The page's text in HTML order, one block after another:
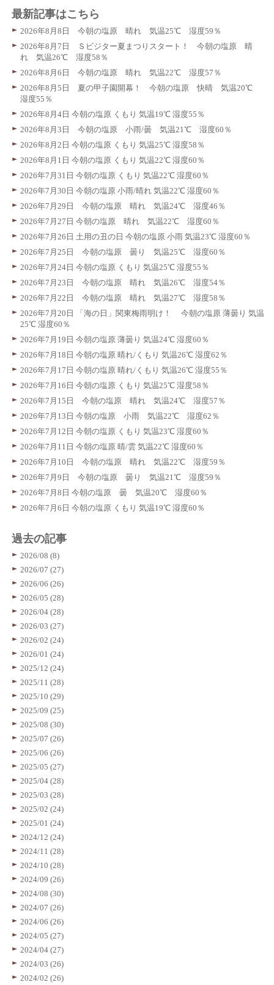
最新記事はこちら
2026年8月8日 今朝の塩原 晴れ 気温25℃ 湿度59％
2026年8月7日 Ｓビジター夏まつりスタート！ 今朝の塩原 晴
れ 気温26℃ 湿度58％
2026年8月6日 今朝の塩原 晴れ 気温22℃ 湿度57％
2026年8月5日 夏の甲子園開幕！ 今朝の塩原 快晴 気温20℃
湿度55％
2026年8月4日 今朝の塩原 くもり 気温19℃ 湿度55％
2026年8月3日 今朝の塩原 小雨/曇 気温21℃ 湿度60％
2026年8月2日 今朝の塩原 くもり 気温25℃ 湿度58％
2026年8月1日 今朝の塩原 くもり 気温22℃ 湿度60％
2026年7月31日 今朝の塩原 くもり 気温22℃ 湿度60％
2026年7月30日 今朝の塩原 小雨/晴れ 気温22℃ 湿度60％
2026年7月29日 今朝の塩原 晴れ 気温24℃ 湿度46％
2026年7月27日 今朝の塩原 晴れ 気温22℃ 湿度60％
2026年7月26日 土用の丑の日 今朝の塩原 小雨 気温23℃ 湿度60％
2026年7月25日 今朝の塩原 曇り 気温25℃ 湿度60％
2026年7月24日 今朝の塩原 くもり 気温25℃ 湿度55％
2026年7月23日 今朝の塩原 晴れ 気温26℃ 湿度54％
2026年7月22日 今朝の塩原 晴れ 気温27℃ 湿度58％
2026年7月20日 「海の日」関東梅雨明け！ 今朝の塩原 薄曇り 気温
25℃ 湿度60％
2026年7月19日 今朝の塩原 薄曇り 気温24℃ 湿度60％
2026年7月18日 今朝の塩原 晴れ/くもり 気温26℃ 湿度62％
2026年7月17日 今朝の塩原 晴れ/くもり 気温26℃ 湿度55％
2026年7月16日 今朝の塩原 くもり 気温25℃ 湿度58％
2026年7月15日 今朝の塩原 晴れ 気温24℃ 湿度57％
2026年7月13日 今朝の塩原 小雨 気温22℃ 湿度62％
2026年7月12日 今朝の塩原 くもり 気温23℃ 湿度60％
2026年7月11日 今朝の塩原 晴/雲 気温22℃ 湿度60％
2026年7月10日 今朝の塩原 晴れ 気温22℃ 湿度59％
2026年7月9日 今朝の塩原 曇り 気温21℃ 湿度59％
2026年7月8日 今朝の塩原 曇 気温20℃ 湿度60％
2026年7月6日 今朝の塩原 くもり 気温19℃ 湿度60％
過去の記事
2026/08 (8)
2026/07 (27)
2026/06 (26)
2026/05 (28)
2026/04 (28)
2026/03 (27)
2026/02 (24)
2026/01 (24)
2025/12 (24)
2025/11 (28)
2025/10 (29)
2025/09 (25)
2025/08 (30)
2025/07 (26)
2025/06 (26)
2025/05 (27)
2025/04 (28)
2025/03 (28)
2025/02 (24)
2025/01 (24)
2024/12 (24)
2024/11 (28)
2024/10 (28)
2024/09 (26)
2024/08 (30)
2024/07 (26)
2024/06 (26)
2024/05 (27)
2024/04 (27)
2024/03 (26)
2024/02 (26)